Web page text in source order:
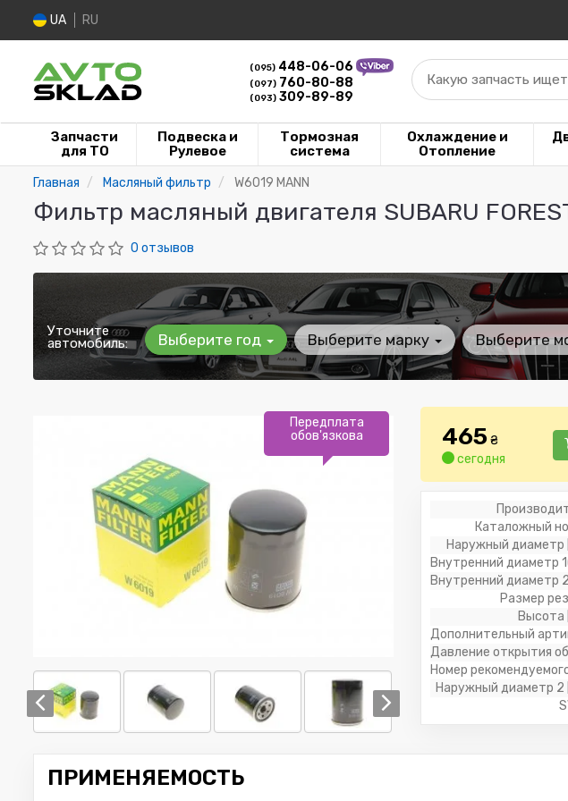
UA RU
(095) 448-06-06
(097) 760-80-88
(093) 309-89-89
Какую запчасть
Запчасти
для ТО
Подвеска и
Рулевое
Тормозная
система
Охлаждение и
Отопление
Главная Масляный фильтр W6019 MANN
Фильтр масляный двигателя SUBARU
0 отзывов
Уточните
автомобиль: Выберите год Выберите марку Выберите
Передплата
обов'язкова
465₴
сегодня
Каталожный
Наружный диаметр
Размер
Высота
Наружный диаметр 2
ПРИМЕНЯЕМОСТЬ